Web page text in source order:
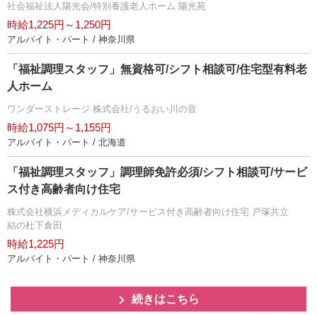
社会福祉法人陽光会/特別養護老人ホーム 陽光苑
時給1,225円～1,250円
アルバイト・パート / 神奈川県
「福祉調理スタッフ」無資格可/シフト相談可/住宅型有料老
人ホーム
ワンダーストレージ 株式会社/うるおい川の音
時給1,075円～1,155円
アルバイト・パート / 北海道
「福祉調理スタッフ」調理師免許必須/シフト相談可/サービ
ス付き高齢者向け住宅
株式会社横浜メディカルケア/サービス付き高齢者向け住宅 戸塚共立
結の杜下倉田
時給1,225円
アルバイト・パート / 神奈川県
続きはこちら